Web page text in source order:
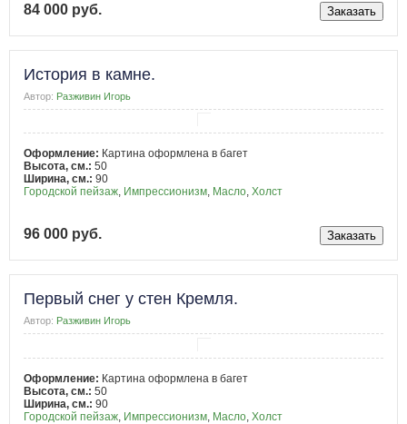
84 000 руб.
История в камне.
Автор: Разживин Игорь
Оформление: Картина оформлена в багет
Высота, см.: 50
Ширина, см.: 90
Городской пейзаж, Импрессионизм, Масло, Холст
96 000 руб.
Первый снег у стен Кремля.
Автор: Разживин Игорь
Оформление: Картина оформлена в багет
Высота, см.: 50
Ширина, см.: 90
Городской пейзаж Импрессионизм Масло Холст